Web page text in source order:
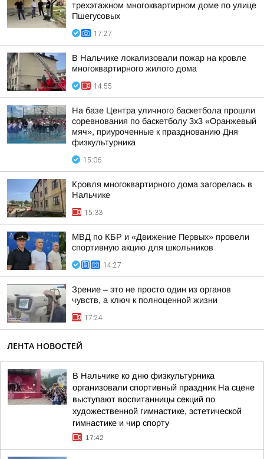
трехэтажном многоквартирном доме по улице
Пшегусовых
17:27
В Нальчике локализовали пожар на кровле
многоквартирного жилого дома
14:55
На базе Центра уличного баскетбола прошли
соревнования по баскетболу 3x3 «Оранжевый
мяч», приуроченные к празднованию Дня
физкультурника
15:06
Кровля многоквартирного дома загорелась в
Нальчике
15:33
МВД по КБР и «Движение Первых» провели
спортивную акцию для школьников
14:27
Зрение – это не просто один из органов
чувств, а ключ к полноценной жизни
17:24
ЛЕНТА НОВОСТЕЙ
В Нальчике ко дню физкультурника
организовали спортивный праздник На сцене
выступают воспитанницы секций по
художественной гимнастике, эстетической
гимнастике и чир спорту
17:42